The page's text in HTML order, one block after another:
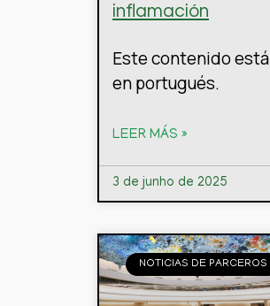
inflamación
Este contenido está
en portugués.
LEER MÁS »
3 de junho de 2025
NOTICIAS DE PARCEROS